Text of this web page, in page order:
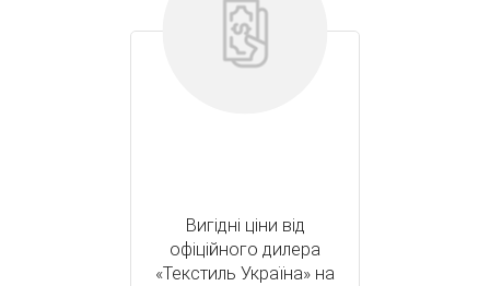
Вигідні ціни від
офіційного дилера
«Текстиль Україна» на